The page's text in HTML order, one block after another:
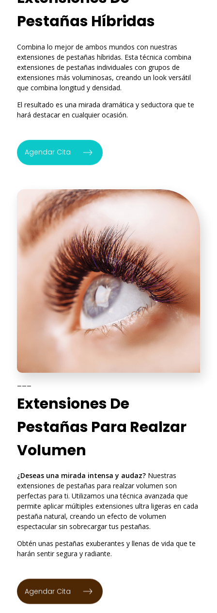
Pestañas Híbridas
Combina lo mejor de ambos mundos con nuestras
extensiones de pestañas híbridas. Esta técnica combina
extensiones de pestañas individuales con grupos de
extensiones más voluminosas, creando un look versátil
que combina longitud y densidad.
El resultado es una mirada dramática y seductora que te
hará destacar en cualquier ocasión.
Agendar Cita
Extensiones De
Pestañas Para Realzar
Volumen
¿Deseas una mirada intensa y audaz? Nuestras
extensiones de pestañas para realzar volumen son
perfectas para ti. Utilizamos una técnica avanzada que
permite aplicar múltiples extensiones ultra ligeras en cada
pestaña natural, creando un efecto de volumen
espectacular sin sobrecargar tus pestañas.
Obtén unas pestañas exuberantes y llenas de vida que te
harán sentir segura y radiante.
Agendar Cita